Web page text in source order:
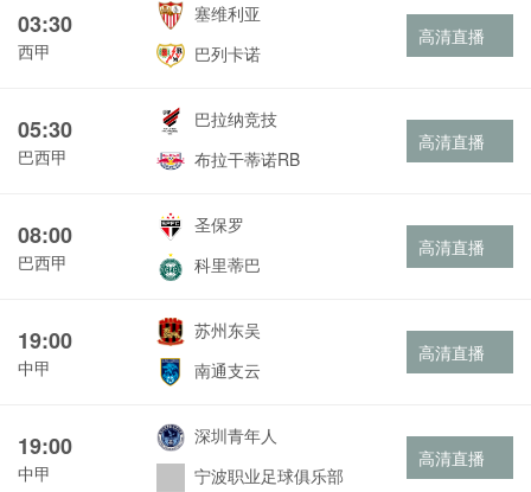
03:30
西甲
塞维利亚
巴列卡诺
高清直播
05:30
巴西甲
巴拉纳竞技
布拉干蒂诺RB
高清直播
08:00
巴西甲
圣保罗
科里蒂巴
高清直播
19:00
中甲
苏州东吴
南通支云
高清直播
19:00
中甲
深圳青年人
宁波职业足球俱乐部
高清直播